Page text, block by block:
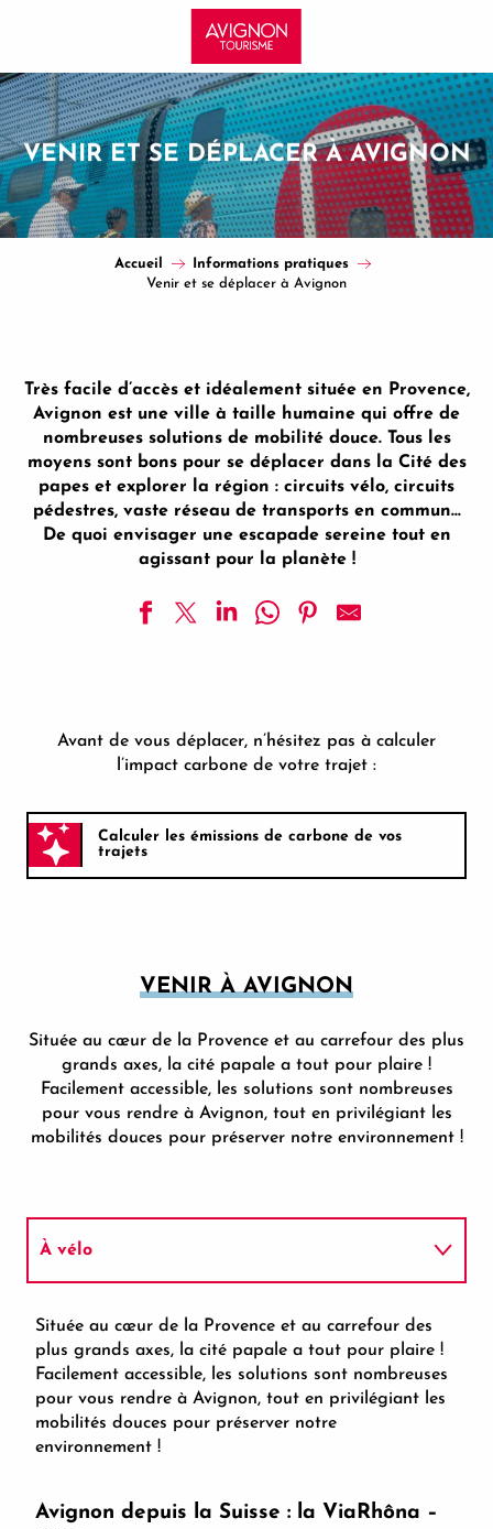
principal
VENIR ET SE DÉPLACER À AVIGNON
Accueil
Informations pratiques
Venir et se déplacer à Avignon
Très facile d’accès et idéalement située en Provence,
Avignon est une ville à taille humaine qui offre de
nombreuses solutions de mobilité douce. Tous les
moyens sont bons pour se déplacer dans la Cité des
papes et explorer la région : circuits vélo, circuits
pédestres, vaste réseau de transports en commun…
De quoi envisager une escapade sereine tout en
agissant pour la planète !
Avant de vous déplacer, n’hésitez pas à calculer
l’impact carbone de votre trajet :
Calculer les émissions de carbone de vos
trajets
VENIR À AVIGNON
Située au cœur de la Provence et au carrefour des plus
grands axes, la cité papale a tout pour plaire !
Facilement accessible, les solutions sont nombreuses
pour vous rendre à Avignon, tout en privilégiant les
mobilités douces pour préserver notre environnement !
À vélo
En train
En bus
À pied
En voiture
Située au cœur de la Provence et au carrefour des
plus grands axes, la cité papale a tout pour plaire !
Facilement accessible, les solutions sont nombreuses
pour vous rendre à Avignon, tout en privilégiant les
mobilités douces pour préserver notre
environnement !
Avignon depuis la Suisse : la ViaRhôna –